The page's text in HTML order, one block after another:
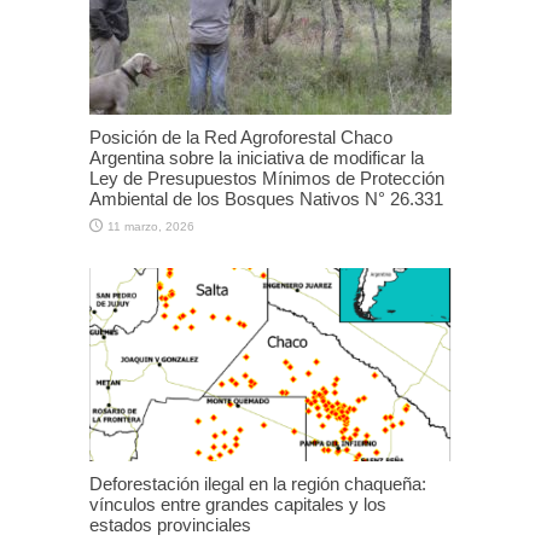
Posición de la Red Agroforestal Chaco
Argentina sobre la iniciativa de modificar la
Ley de Presupuestos Mínimos de Protección
Ambiental de los Bosques Nativos N° 26.331
11 marzo, 2026
Deforestación ilegal en la región chaqueña:
vínculos entre grandes capitales y los
estados provinciales